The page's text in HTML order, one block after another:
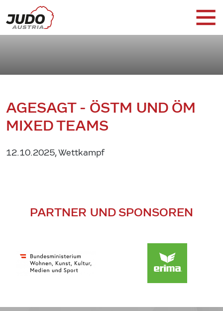
AGESAGT - ÖSTM UND ÖM
MIXED TEAMS
12.10.2025, Wettkampf
PARTNER UND SPONSOREN